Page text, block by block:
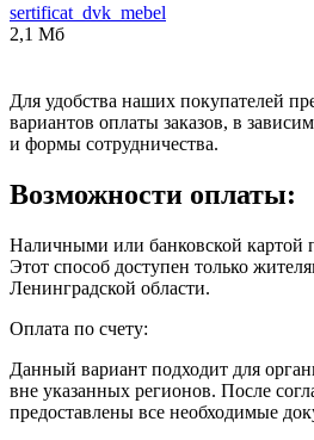
sertificat_dvk_mebel
2,1 Мб
Для удобства наших покупателей
вариантов оплаты заказов, в
и формы сотрудничества.
Возможности оплаты:
Наличными или банковской картой
Этот способ доступен только
Ленинградской области.
Оплата по счету:
Данный вариант подходит для
вне указанных регионов. После
предоставлены все необходимые